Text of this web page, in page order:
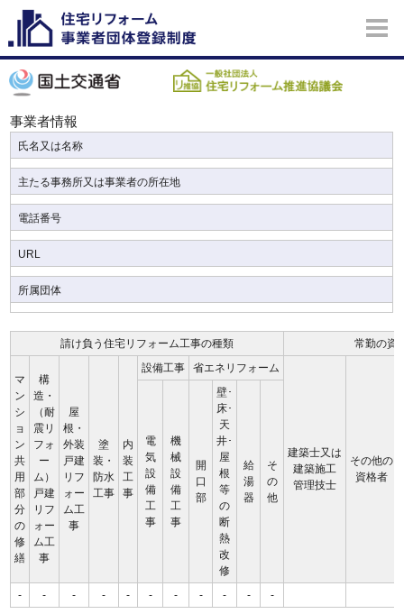
事業者情報
氏名又は名称
主たる事務所又は事業者の所在地
電話番号
URL
所属団体
請け負う住宅リフォーム工事の種類 常勤の資
マ
ン
シ
ョ
ン
共
用
部
分
の
修
繕
構
造・
（耐
震リ
フォ
ー
ム）
戸建
リフ
ォー
ム工
事
屋
根・
外装
戸建
リフ
ォー
ム工
事
塗
装・
防水
工事
内
装
工
事
設備工事 省エネリフォーム
建築士又は
建築施工
管理技士
その他の
資格者
電
気
設
備
工
事
機
械
設
備
工
事
開
口
部
壁･
床･
天
井･
屋
根
等
の
断
熱
改
修
給
湯
器
そ
の
他
- - - - - - - - - - -